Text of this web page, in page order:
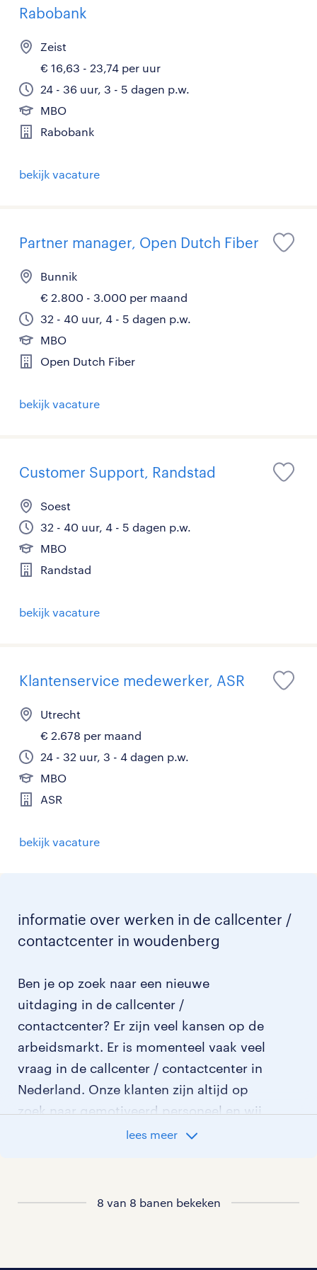
Rabobank
Zeist
€ 16,63 - 23,74 per uur
24 - 36 uur, 3 - 5 dagen p.w.
MBO
Rabobank
bekijk vacature
Partner manager, Open Dutch Fiber
Bunnik
€ 2.800 - 3.000 per maand
32 - 40 uur, 4 - 5 dagen p.w.
MBO
Open Dutch Fiber
bekijk vacature
Customer Support, Randstad
Soest
32 - 40 uur, 4 - 5 dagen p.w.
MBO
Randstad
bekijk vacature
Klantenservice medewerker, ASR
Utrecht
€ 2.678 per maand
24 - 32 uur, 3 - 4 dagen p.w.
MBO
ASR
bekijk vacature
informatie over werken in de callcenter /
contactcenter in woudenberg
Ben je op zoek naar een nieuwe
uitdaging in de callcenter /
contactcenter? Er zijn veel kansen op de
arbeidsmarkt. Er is momenteel vaak veel
vraag in de callcenter / contactcenter in
Nederland. Onze klanten zijn altijd op
zoek naar gemotiveerd personeel en wij
kijken graag samen met je naar de
meest recente vacatures.
lees meer
8 van 8 banen bekeken